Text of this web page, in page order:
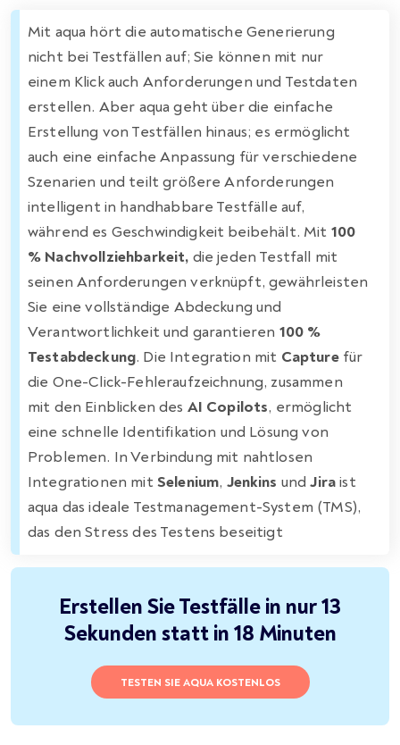
Mit aqua hört die automatische Generierung
nicht bei Testfällen auf; Sie können mit nur
einem Klick auch Anforderungen und Testdaten
erstellen. Aber aqua geht über die einfache
Erstellung von Testfällen hinaus; es ermöglicht
auch eine einfache Anpassung für verschiedene
Szenarien und teilt größere Anforderungen
intelligent in handhabbare Testfälle auf,
während es Geschwindigkeit beibehält. Mit 100
% Nachvollziehbarkeit, die jeden Testfall mit
seinen Anforderungen verknüpft, gewährleisten
Sie eine vollständige Abdeckung und
Verantwortlichkeit und garantieren 100 %
Testabdeckung. Die Integration mit Capturefür
die One-Click-Fehleraufzeichnung, zusammen
mit den Einblicken des AI Copilots, ermöglicht
eine schnelle Identifikation und Lösung von
Problemen. In Verbindung mit nahtlosen
Integrationen mit Selenium, Jenkins undJiraist
aqua das ideale Testmanagement-System (TMS),
das den Stress des Testens beseitigt
Erstellen Sie Testfälle in nur 13
Sekunden statt in 18 Minuten
TESTEN SIE AQUA KOSTENLOS